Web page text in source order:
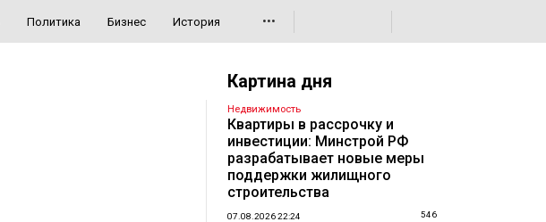
Политика Бизнес История •••
Картина дня
Недвижимость
Квартиры в рассрочку и
инвестиции: Минстрой РФ
разрабатывает новые меры
поддержки жилищного
строительства
07.08.2026 22:24 546